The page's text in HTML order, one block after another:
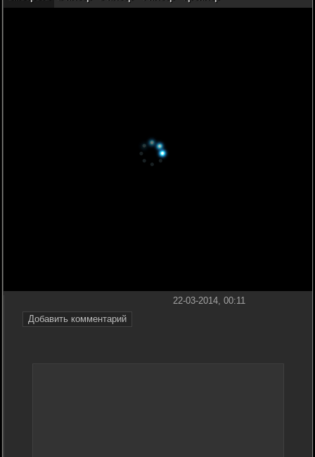
Добавить комментарий
22-03-2014, 00:11